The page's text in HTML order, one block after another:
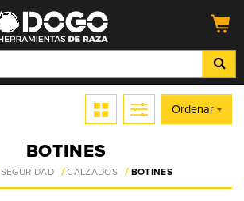
BOTINES
SEGURIDAD CALZADOS BOTINES
Ordenar